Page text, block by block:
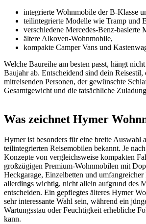
integrierte Wohnmobile der B-Klasse
teilintegrierte Modelle wie Tramp und
verschiedene Mercedes-Benz-basierte
ältere Alkoven-Wohnmobile,
kompakte Camper Vans und
Welche Baureihe am besten passt, hängt
Baujahr ab. Entscheidend sind dein Reisestil,
mitreisenden Personen, der gewünschte
Gesamtgewicht und die tatsächliche
Was zeichnet Hymer
Hymer ist besonders für eine breite Auswahl
teilintegrierten Reisemobilen bekannt. Je
Konzepte von vergleichsweise kompakten
großzügigen Premium-Wohnmobilen mit
Heckgarage, Einzelbetten und
allerdings wichtig, nicht allein aufgrund des
entscheiden. Ein gepflegtes älteres Hymer
sehr interessante Wahl sein, während ein
Wartungsstau oder Feuchtigkeit erhebliche
kann.